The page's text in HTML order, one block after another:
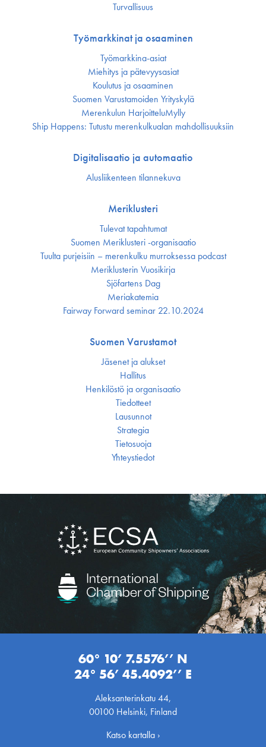
Turvallisuus
Työmarkkinat ja osaaminen
Työmarkkina-asiat
Miehitys ja pätevyys­asiat
Koulutus ja osaaminen
Suomen Varustamoiden Yrityskylä
Merenkulun HarjoitteluMylly
Ship Happens: Tutustu merenkulkualan mahdollisuuksiin
Digitalisaatio ja automaatio
Alusliikenteen tilannekuva
Meriklusteri
Tulevat tapahtumat
Suomen Meriklusteri -organisaatio
Tuulta purjeisiin – merenkulku murroksessa podcast
Meriklusterin Vuosikirja
Sjöfartens Dag
Meriakatemia
Fairway Forward seminar 22.10.2024
Suomen Varustamot
Jäsenet ja alukset
Hallitus
Henkilöstö ja organisaatio
Tiedotteet
Lausunnot
Strategia
Tietosuoja
Yhteystiedot
60° 10’ 7.5576’’ N
24° 56’ 45.4092’’ E
Aleksanterinkatu 44,
00100 Helsinki, Finland
Katso kartalla ›